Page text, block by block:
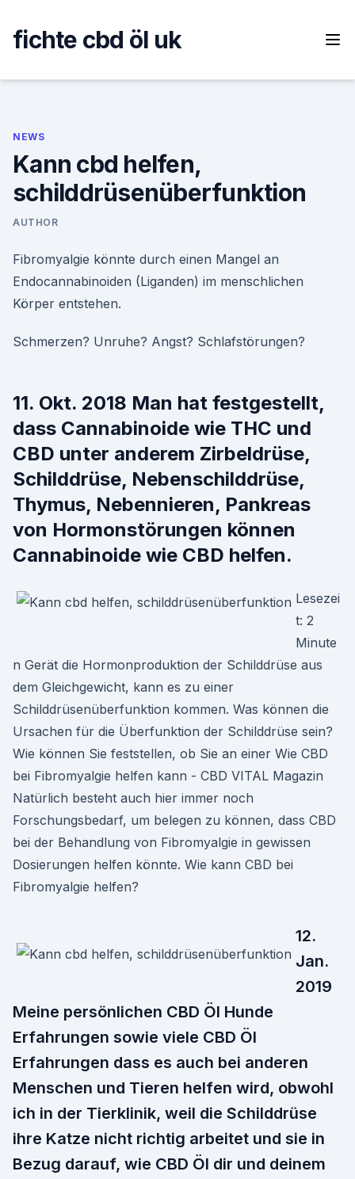
content
fichte cbd öl uk
NEWS
Kann cbd helfen,
schilddrüsenüberfunktion
AUTHOR
Fibromyalgie könnte durch einen Mangel an
Endocannabinoiden (Liganden) im menschlichen
Körper entstehen.
Schmerzen? Unruhe? Angst? Schlafstörungen?
11. Okt. 2018 Man hat festgestellt,
dass Cannabinoide wie THC und
CBD unter anderem Zirbeldrüse,
Schilddrüse, Nebenschilddrüse,
Thymus, Nebennieren, Pankreas
von Hormonstörungen können
Cannabinoide wie CBD helfen.
Lesezei
t: 2
Minute
n Gerät die Hormonproduktion der Schilddrüse aus
dem Gleichgewicht, kann es zu einer
Schilddrüsenüberfunktion kommen. Was können die
Ursachen für die Überfunktion der Schilddrüse sein?
Wie können Sie feststellen, ob Sie an einer Wie CBD
bei Fibromyalgie helfen kann - CBD VITAL Magazin
Natürlich besteht auch hier immer noch
Forschungsbedarf, um belegen zu können, dass CBD
bei der Behandlung von Fibromyalgie in gewissen
Dosierungen helfen könnte. Wie kann CBD bei
Fibromyalgie helfen?
12.
Jan.
2019
Meine persönlichen CBD Öl Hunde
Erfahrungen sowie viele CBD Öl
Erfahrungen dass es auch bei anderen
Menschen und Tieren helfen wird, obwohl
ich in der Tierklinik, weil die Schilddrüse
ihre Katze nicht richtig arbeitet und sie in
Bezug darauf, wie CBD Öl dir und deinem